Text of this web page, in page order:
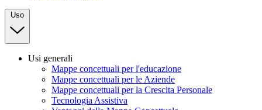
Uso
Usi generali
Mappe concettuali per l'educazione
Mappe concettuali per le Aziende
Mappe concettuali per la Crescita Personale
Tecnologia Assistiva